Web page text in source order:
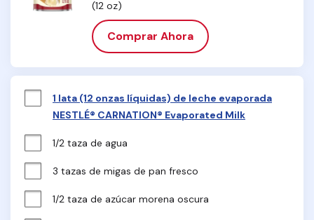
(12 oz)
Comprar Ahora
1 lata (12 onzas líquidas) de leche evaporada
NESTLÉ® CARNATION® Evaporated Milk
1/2 taza de agua
3 tazas de migas de pan fresco
1/2 taza de azúcar morena oscura